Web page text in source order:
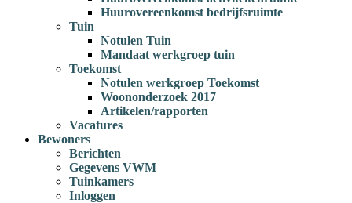
Huurovereenkomst bedrijfsruimte
Tuin
Notulen Tuin
Mandaat werkgroep tuin
Toekomst
Notulen werkgroep Toekomst
Woononderzoek 2017
Artikelen/rapporten
Vacatures
Bewoners
Berichten
Gegevens VWM
Tuinkamers
Inloggen